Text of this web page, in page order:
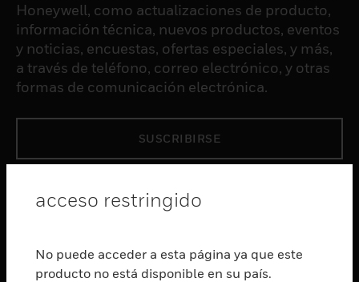
Honeywell, como actualizaciones de producto,
información técnica, nuevos productos, eventos
y noticias, encuestas, ofertas especiales, y más,
a través de teléfono, correo electrónico, y otras
formas de comunicación electrónica.
SUSCRIBIRSE
Cambiar vista
SERVICIOS
acceso restringido
No puede acceder a esta página ya que este
producto no está disponible en su país.